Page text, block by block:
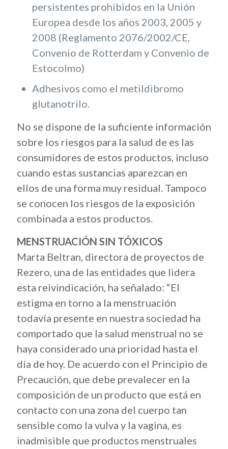
persistentes prohibidos en la Unión
Europea desde los años 2003, 2005 y
2008 (Reglamento 2076/2002/CE,
Convenio de Rotterdam y Convenio de
Estocolmo)
Adhesivos como el metildibromo
glutanotrilo.
No se dispone de la suficiente información
sobre los riesgos para la salud de es las
consumidores de estos productos, incluso
cuando estas sustancias aparezcan en
ellos de una forma muy residual. Tampoco
se conocen los riesgos de la exposición
combinada a estos productos.
MENSTRUACIÓN SIN TÓXICOS
Marta Beltran, directora de proyectos de
Rezero, una de las entidades que lidera
esta reivindicación, ha señalado: “El
estigma en torno a la menstruación
todavía presente en nuestra sociedad ha
comportado que la salud menstrual no se
haya considerado una prioridad hasta el
día de hoy. De acuerdo con el Principio de
Precaución, que debe prevalecer en la
composición de un producto que está en
contacto con una zona del cuerpo tan
sensible como la vulva y la vagina, es
inadmisible que productos menstruales